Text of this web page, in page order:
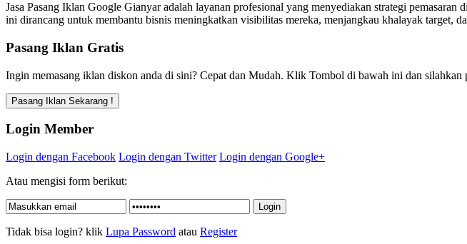
Jasa Pasang Iklan Google Gianyar adalah layanan profesional yang menyediakan strategi
ini dirancang untuk membantu bisnis meningkatkan visibilitas mereka, menjangkau khalayak target,
Pasang Iklan Gratis
Ingin memasang iklan diskon anda di sini? Cepat dan Mudah. Klik Tombol di bawah ini dan silahkan
Login Member
Login dengan Facebook Login dengan Twitter Login dengan Google+
Atau mengisi form berikut:
Tidak bisa login? klik Lupa Password atau Register